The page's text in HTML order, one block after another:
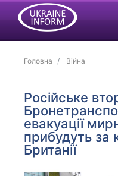
Головна Війна
Російське
евакуації
прибудуть за
Британії